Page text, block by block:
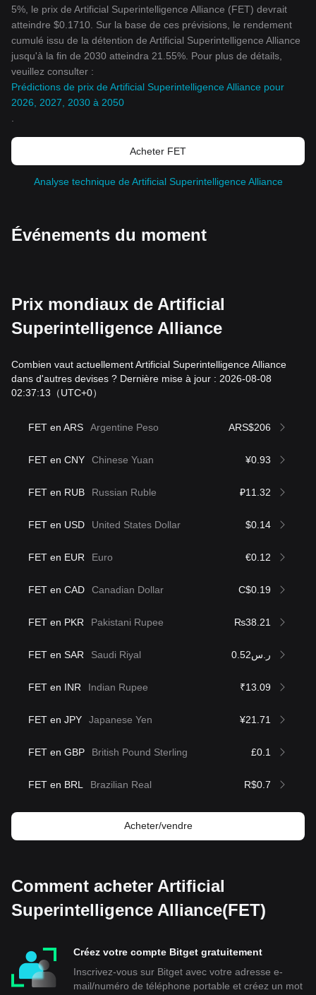
5%, le prix de Artificial Superintelligence Alliance (FET) devrait
atteindre $0.1710. Sur la base de ces prévisions, le rendement
cumulé issu de la détention de Artificial Superintelligence Alliance
jusqu'à la fin de 2030 atteindra 21.55%. Pour plus de détails,
veuillez consulter :
Prédictions de prix de Artificial Superintelligence Alliance pour
2026, 2027, 2030 à 2050
Acheter FET
Analyse technique de Artificial Superintelligence Alliance
Événements du moment
Prix mondiaux de Artificial
Superintelligence Alliance
Combien vaut actuellement Artificial Superintelligence Alliance
dans d'autres devises ? Dernière mise à jour : 2026-08-08
02:37:13 （UTC+0）
FET en ARS Argentine Peso ARS$206
FET en CNY Chinese Yuan ¥0.93
FET en RUB Russian Ruble ₽11.32
FET en USD United States Dollar $0.14
FET en EUR Euro €0.12
FET en CAD Canadian Dollar C$0.19
FET en PKR Pakistani Rupee ₨38.21
FET en SAR Saudi Riyal ر.س0.52
FET en INR Indian Rupee ₹13.09
FET en JPY Japanese Yen ¥21.71
FET en GBP British Pound Sterling £0.1
FET en BRL Brazilian Real R$0.7
Acheter/vendre
Comment acheter Artificial
Superintelligence Alliance(FET)
Créez votre compte Bitget gratuitement
Inscrivez-vous sur Bitget avec votre adresse e-
mail/numéro de téléphone portable et créez un mot